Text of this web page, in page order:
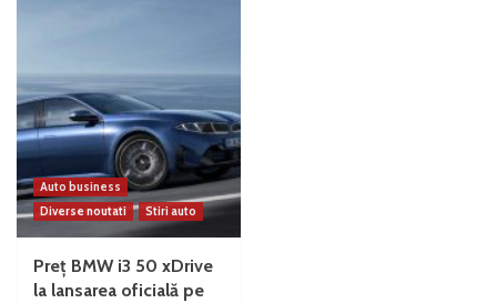
Auto business
Diverse noutati
Stiri auto
Preț BMW i3 50 xDrive
la lansarea oficială pe